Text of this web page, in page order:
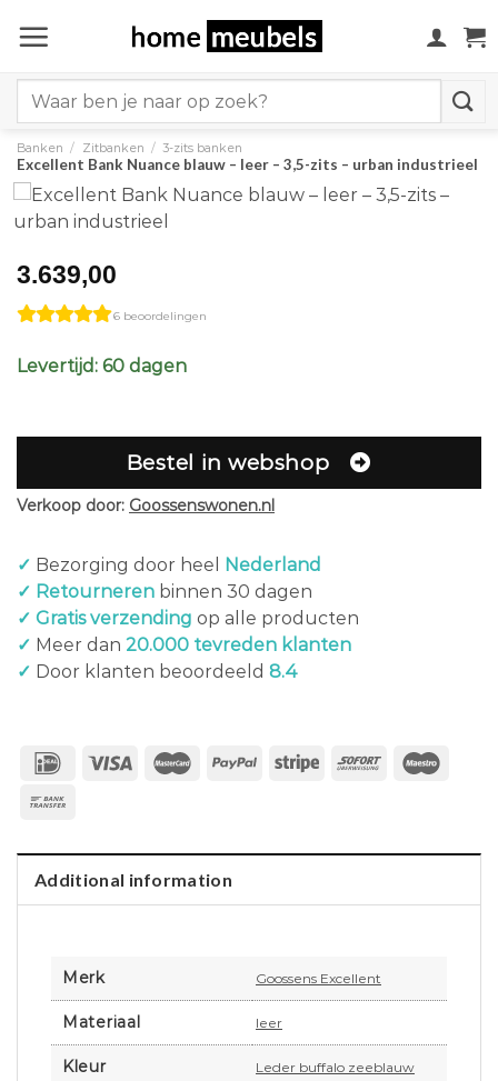
naar
for:
Banken / Zitbanken / 3-zits banken
Excellent Bank Nuance blauw – leer – 3,5-zits – urban industrieel
3.639,00
6 beoordelingen
Levertijd: 60 dagen
Bestel in webshop
Verkoop door: Goossenswonen.nl
✓ Bezorging door heel
Nederland
✓ Retourneren binnen 30 dagen
✓ Gratis verzending op alle producten
✓ Meer dan 20.000 tevreden klanten
✓ Door klanten beoordeeld 8.4
Additional information
Merk Goossens Excellent
Materiaal leer
Kleur Leder buffalo zeeblauw